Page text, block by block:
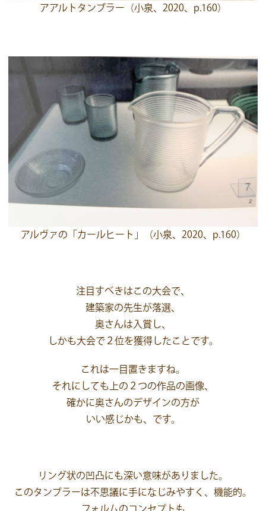
アアルトタンブラー（小泉、2020、p.160）
アルヴァの「カールヒート」（小泉、2020、p.160）
注目すべきはこの大会で、
建築家の先生が落選、
奥さんは入賞し、
しかも大会で２位を獲得したことです。
これは一目置きますね。
それにしても上の２つの作品の画像、
確かに奥さんのデザインの方が
いい感じかも、です。
リング状の凹凸にも深い意味がありました。
このタンブラーは不思議に手になじみやすく、機能的。
フォルムのコンセプトも